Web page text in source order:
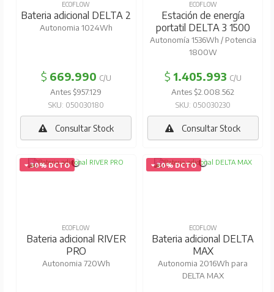
ECOFLOW
Bateria adicional DELTA 2
Autonomia 1024Wh
$ 669.990 C/U
Antes $957.129
SKU: 050030180
Consultar Stock
ECOFLOW
Estación de energía
portatil DELTA 3 1500
Autonomía 1536Wh / Potencia
1800W
$ 1.405.993 C/U
Antes $2.008.562
SKU: 050030230
Consultar Stock
30% DCTO
ECOFLOW
Bateria adicional RIVER
PRO
Autonomia 720Wh
30% DCTO
ECOFLOW
Bateria adicional DELTA
MAX
Autonomia 2016Wh para
DELTA MAX